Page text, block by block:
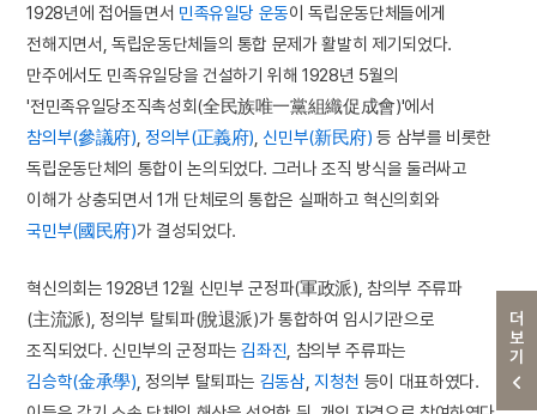
더보기
1928년에 접어들면서 민족유일당 운동이 독립운동단체들에게
전해지면서, 독립운동단체들의 통합 문제가 활발히 제기되었다.
만주에서도 민족유일당을 건설하기 위해 1928년 5월의
'전민족유일당조직촉성회(全民族唯一黨組織促成會)'에서
참의부(參議府) 정의부(正義府) 신민부(新民府) 등 삼부를 비롯한
독립운동단체의 통합이 논의되었다. 그러나 조직 방식을 둘러싸고
이해가 상충되면서 1개 단체로의 통합은 실패하고 혁신의회와
국민부(國民府)가 결성되었다.
혁신의회는 1928년 12월 신민부 군정파(軍政派), 참의부 주류파
(主流派), 정의부 탈퇴파(脫退派)가 통합하여 임시기관으로
조직되었다. 신민부의 군정파는김좌진 , 참의부 주류파는
김승학(金承學) , 정의부 탈퇴파는 김동삼 ,지청천 등이 대표하였다.